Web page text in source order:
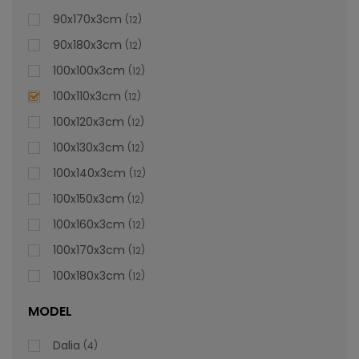
90x170x3cm 12
90x180x3cm 12
100x100x3cm 12
100x110x3cm 12
100x120x3cm 12
100x130x3cm 12
100x140x3cm 12
100x150x3cm 12
100x160x3cm 12
100x170x3cm 12
100x180x3cm 12
MODEL
Dalia 4